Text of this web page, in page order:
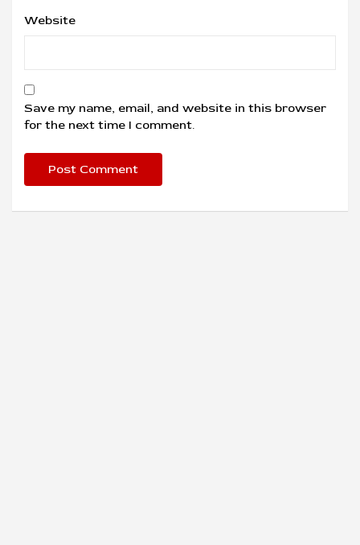
Website
Save my name, email, and website in this browser
for the next time I comment.